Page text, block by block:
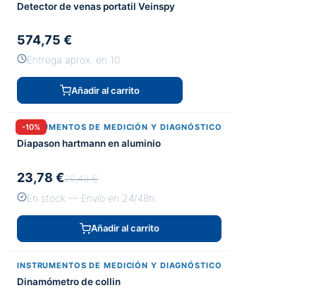
Detector de venas portatil Veinspy
574,75 €
Entrega aprox. en 10
Añadir al carrito
-10%
INSTRUMENTOS DE MEDICIÓN Y DIAGNÓSTICO
Diapason hartmann en aluminio
23,78 €26,43 €
En stock — Envío en 24/48h
Añadir al carrito
INSTRUMENTOS DE MEDICIÓN Y DIAGNÓSTICO
Dinamómetro de collin